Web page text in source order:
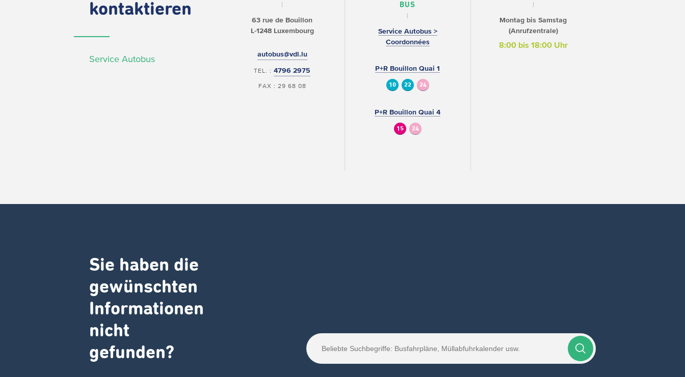
kontaktieren
Service Autobus
63 rue de Bouillon
L-1248 Luxembourg
autobus@vdl.lu
TEL. :4796 2975
FAX : 29 68 08
BUS
Service Autobus >
Coordonnées
P+R Bouillon Quai 1
10 22 24
P+R Bouillon Quai 4
15 24
Montag bis Samstag
(Anrufzentrale)
8:00 bis 18:00 Uhr
Sie haben die
gewünschten
Informationen
nicht
gefunden?